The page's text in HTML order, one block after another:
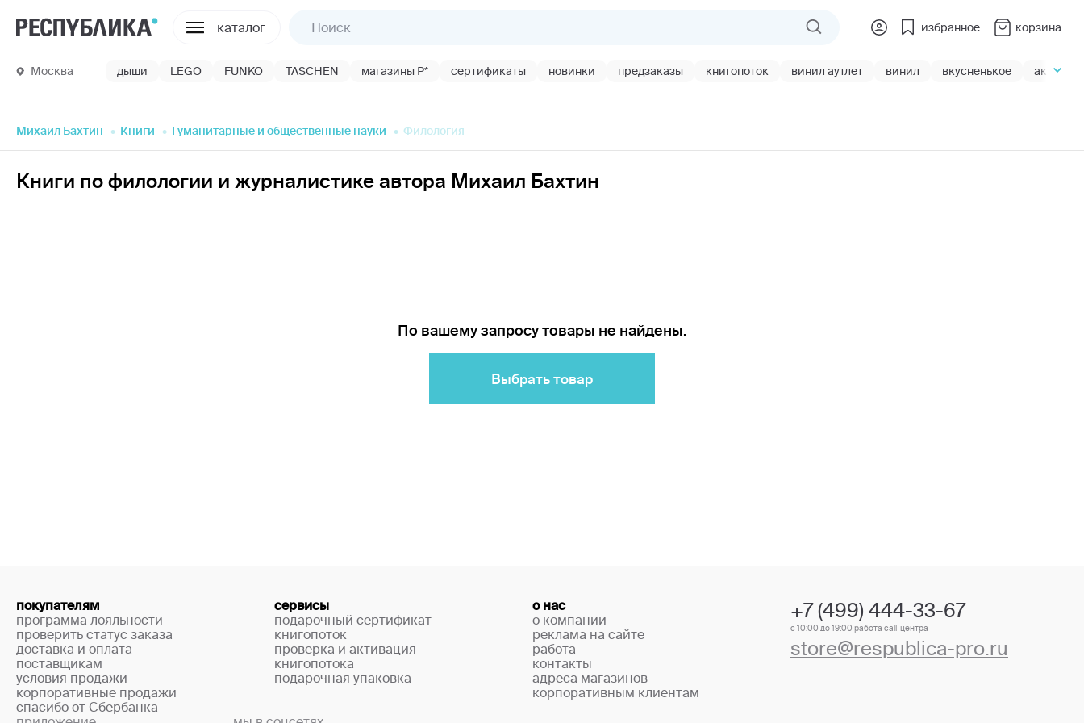
каталог избранное корзина
Москва дыши LEGO FUNKO TASCHEN магазины Р* сертификаты новинки предзаказы книгопоток винил аутлет винил вкусненькое акции
Михаил Бахтин Книги Гуманитарные и общественные науки Филология
Книги по филологии и журналистике автора Михаил Бахтин
По вашему запросу товары не найдены.
Выбрать товар
покупателям
программа лояльности
проверить статус заказа
доставка и оплата
поставщикам
условия продажи
корпоративные продажи
спасибо от Сбербанка
сервисы
подарочный сертификат
книгопоток
проверка и активация
книгопотока
подарочная упаковка
о нас
о компании
реклама на сайте
работа
контакты
адреса магазинов
корпоративным клиентам
+7 (499) 444-33-67
с 10:00 до 19:00 работа call-центра
store@respublica-pro.ru